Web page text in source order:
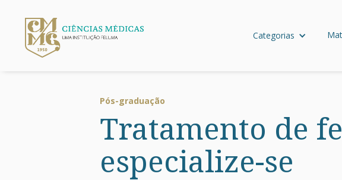
Categorias
Pós-graduação
Tratamento de
especialize-se